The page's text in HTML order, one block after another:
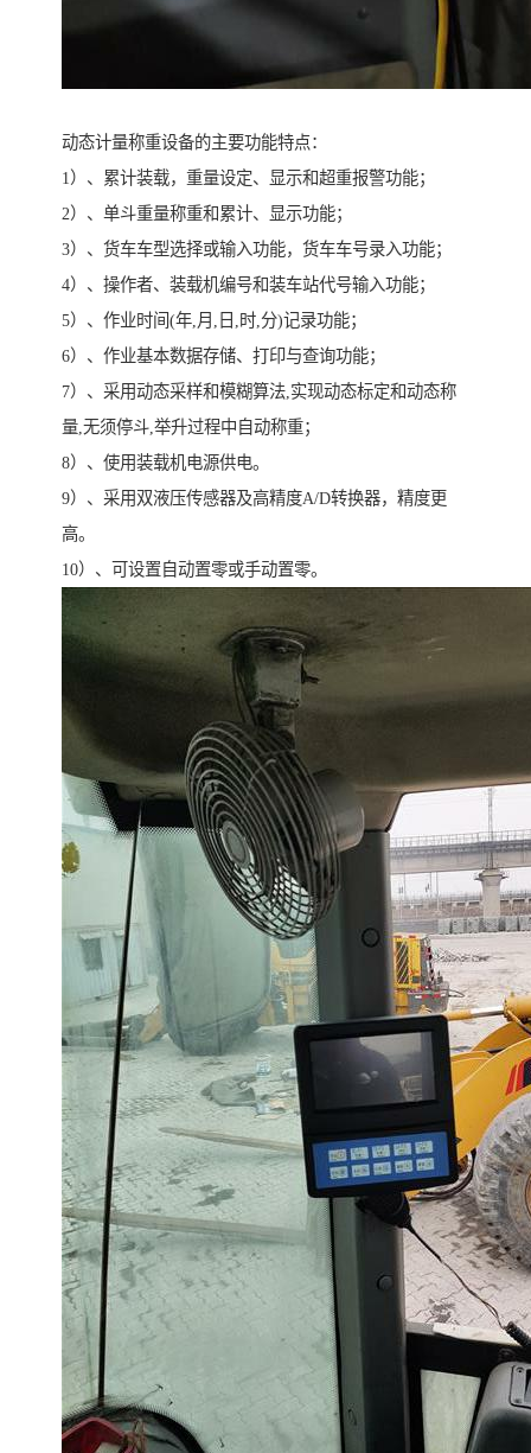
动态计量称重设备的主要功能特点：
1）、累计装载，重量设定、显示和超重报警功能；
2）、单斗重量称重和累计、显示功能；
3）、货车车型选择或输入功能，货车车号录入功能；
4）、操作者、装载机编号和装车站代号输入功能；
5）、作业时间(年,月,日,时,分)记录功能；
6）、作业基本数据存储、打印与查询功能；
7）、采用动态采样和模糊算法,实现动态标定和动态称
量,无须停斗,举升过程中自动称重；
8）、使用装载机电源供电。
9）、采用双液压传感器及高精度A/D转换器，精度更
高。
10）、可设置自动置零或手动置零。